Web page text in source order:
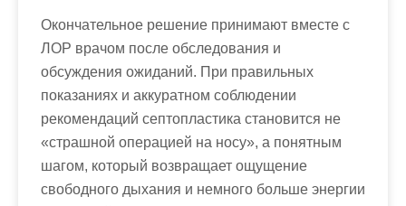
Окончательное решение принимают вместе с
ЛОР врачом после обследования и
обсуждения ожиданий. При правильных
показаниях и аккуратном соблюдении
рекомендаций септопластика становится не
«страшной операцией на носу», а понятным
шагом, который возвращает ощущение
свободного дыхания и немного больше энергии